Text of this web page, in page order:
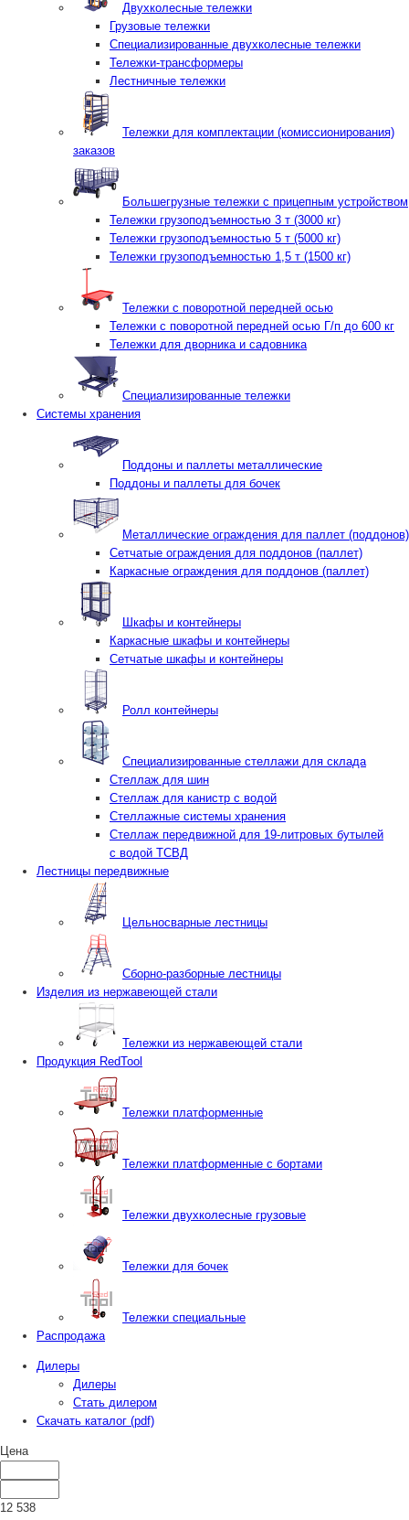
Двухколесные тележки
Грузовые тележки
Специализированные двухколесные тележки
Тележки-трансформеры
Лестничные тележки
Тележки для комплектации (комиссионирования)
заказов
Большегрузные тележки с прицепным устройством
Тележки грузоподъемностью 3 т (3000 кг)
Тележки грузоподъемностью 5 т (5000 кг)
Тележки грузоподъемностью 1,5 т (1500 кг)
Тележки с поворотной передней осью
Тележки с поворотной передней осью Г/п до 600 кг
Тележки для дворника и садовника
Специализированные тележки
Системы хранения
Поддоны и паллеты металлические
Поддоны и паллеты для бочек
Металлические ограждения для паллет (поддонов)
Сетчатые ограждения для поддонов (паллет)
Каркасные ограждения для поддонов (паллет)
Шкафы и контейнеры
Каркасные шкафы и контейнеры
Сетчатые шкафы и контейнеры
Ролл контейнеры
Специализированные стеллажи для склада
Стеллаж для шин
Стеллаж для канистр с водой
Стеллажные системы хранения
Стеллаж передвижной для 19-литровых бутылей
с водой ТСВД
Лестницы передвижные
Цельносварные лестницы
Сборно-разборные лестницы
Изделия из нержавеющей стали
Тележки из нержавеющей стали
Продукция RedTool
Тележки платформенные
Тележки платформенные с бортами
Тележки двухколесные грузовые
Тележки для бочек
Тележки специальные
Распродажа
Дилеры
Дилеры
Стать дилером
Скачать каталог (pdf)
Цена
12 538